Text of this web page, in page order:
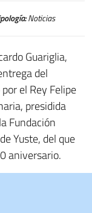
Noticias
Guariglia,
del
el Rey Felipe
presidida
Fundación
Yuste, del que
aniversario.